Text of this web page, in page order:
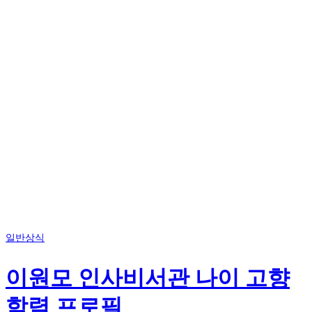
일반상식
이원모 인사비서관 나이 고향
학력 프로필